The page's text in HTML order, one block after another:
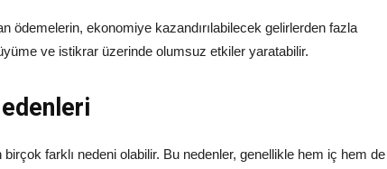
ödemelerin, ekonomiye kazandırılabilecek gelirlerden fazla
ve istikrar üzerinde olumsuz etkiler yaratabilir.
birçok farklı nedeni olabilir. Bu nedenler, genellikle hem iç hem de